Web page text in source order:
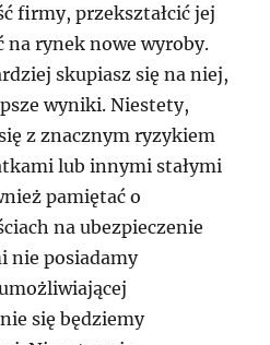
firmy, przekształcić jej
rynek nowe wyroby.
skupiasz się na niej,
wyniki. Niestety,
z znacznym ryzykiem
lub innymi stałymi
pamiętać o
na ubezpieczenie
nie posiadamy
się będziemy